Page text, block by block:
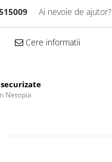
Ai nevoie de ajutor?
Cere informatii
Netopia